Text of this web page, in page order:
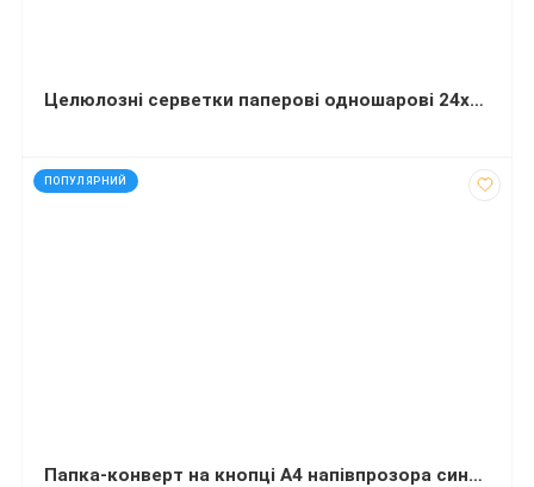
Целюлозні серветки паперові одношарові 24х24 см 500 листів
ПОПУЛЯРНИЙ
код: 1833
Папка-конверт на кнопці А4 напівпрозора синя Buromax